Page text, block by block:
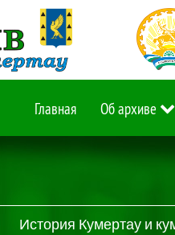
Главная Об архиве
История Кумертау и